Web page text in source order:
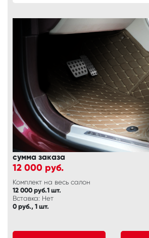
сумма заказа
12 000 руб.
Комплект на весь салон
12 000 руб.1 шт.
Вставка: Нет
0 руб., 1 шт.